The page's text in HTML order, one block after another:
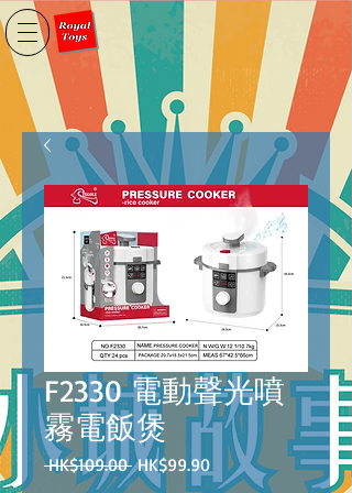
F2330 電動聲光噴
霧電飯煲
HK$109.00 一
般
HK$99.90促
銷